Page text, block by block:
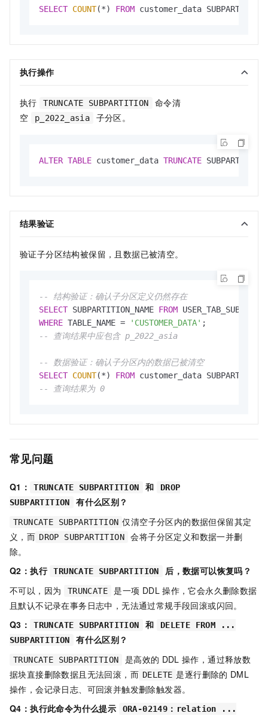
SELECT COUNT(*) FROM customer_data
执行操作
执行 TRUNCATE SUBPARTITION
命令清
空
p_2022_asia 子分区。
ALTER TABLE customer_data TRUNCATE
结果验证
验证子分区结构被保留，且数据已被清空。
-- 结构验证：确认子分区定义仍然存在
SELECT SUBPARTITION_NAME FROM
WHERE TABLE_NAME = 'CUSTOMER_DATA'
-- 查询结果中应包含 p_2022_asia
-- 数据验证：确认子分区内的数据已被清空
SELECT COUNT(*) FROM
-- 查询结果为 0
常见问题
Q1： TRUNCATE SUBPARTITION 和
DROP
SUBPARTITION
有什么区别？
TRUNCATE SUBPARTITION 仅清空子分区内的数据但保留其定
义，而 DROP SUBPARTITION
会将子分区定义和数据一并删
除。
Q2：执行 TRUNCATE SUBPARTITION
后，数据可以恢复吗？
不可以，因为
TRUNCATE 是一项 DDL 操作，它会永久删除数据
且默认不记录在事务日志中，无法通过常规手段回滚或闪回。
Q3：
TRUNCATE SUBPARTITION 和
DELETE FROM ...
SUBPARTITION
有什么区别？
TRUNCATE SUBPARTITION 是高效的 DDL 操作，通过释放数
据块直接删除数据且无法回滚，而 DELETE 是逐行删除的 DML
操作，会记录日志、可回滚并触发删除触发器。
Q4：执行此命令为什么提示
ORA-02149：relation ...